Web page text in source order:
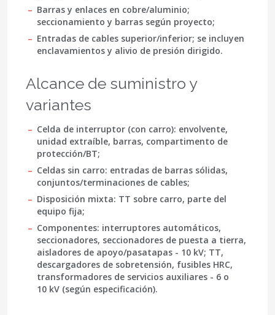
Barras y enlaces en cobre/aluminio;
seccionamiento y barras según proyecto;
Entradas de cables superior/inferior; se incluyen
enclavamientos y alivio de presión dirigido.
Alcance de suministro y
variantes
Celda de interruptor (con carro): envolvente,
unidad extraíble, barras, compartimento de
protección/BT;
Celdas sin carro: entradas de barras sólidas,
conjuntos/terminaciones de cables;
Disposición mixta: TT sobre carro, parte del
equipo fija;
Componentes: interruptores automáticos,
seccionadores, seccionadores de puesta a tierra,
aisladores de apoyo/pasatapas - 10 kV; TT,
descargadores de sobretensión, fusibles HRC,
transformadores de servicios auxiliares - 6 o
10 kV (según especificación).